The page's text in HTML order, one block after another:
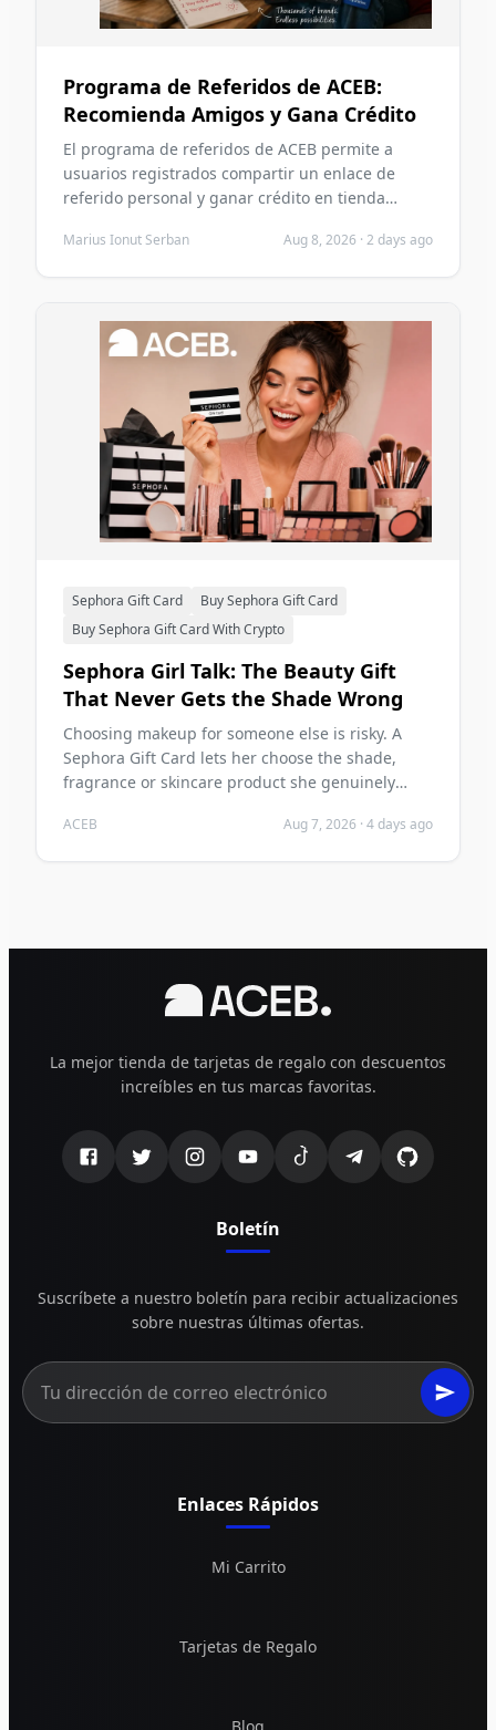
Programa de Referidos de ACEB:
Recomienda Amigos y Gana Crédito
El programa de referidos de ACEB permite a
usuarios registrados compartir un enlace de
referido personal y ganar crédito en tienda
ese enlace y completa un primer pedido que
recompensas y los errores más comunes a evitar.
Marius Ionut Serban Aug 8, 2026 · 2 days ago
Sephora Gift Card
Buy Sephora Gift Card
Buy Sephora Gift Card With Crypto
Sephora Girl Talk: The Beauty Gift
That Never Gets the Shade Wrong
Choosing makeup for someone else is risky. A
Sephora Gift Card lets her choose the shade,
fragrance or skincare product she genuinely
ACEB Aug 7, 2026 · 4 days ago
La mejor tienda de tarjetas de regalo con descuentos
increíbles en tus marcas favoritas.
Boletín
Suscríbete a nuestro boletín para recibir actualizaciones
sobre nuestras últimas ofertas.
Enlaces Rápidos
Mi Carrito
Tarjetas de Regalo